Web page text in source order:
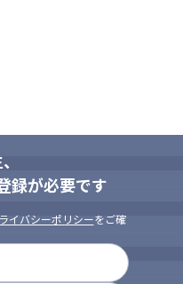
録が必要です
イバシーポリシーをご確